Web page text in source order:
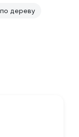
дереву